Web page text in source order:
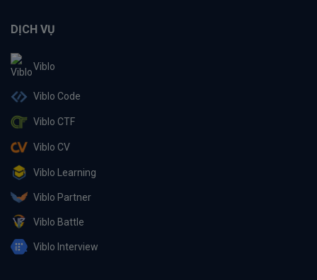
DỊCH VỤ
Viblo
Viblo Code
Viblo CTF
Viblo CV
Viblo Learning
Viblo Partner
Viblo Battle
Viblo Interview